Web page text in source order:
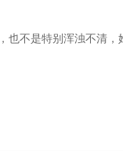
也不是特别浑浊不清，